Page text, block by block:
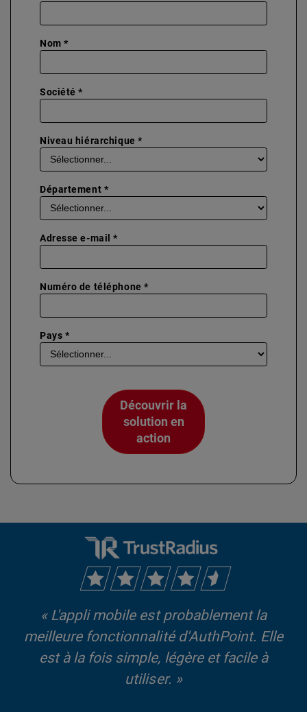
Nom *
Société *
Niveau hiérarchique *
Département *
Adresse e-mail *
Numéro de téléphone *
Pays *
Découvrir la
solution en
action
« L'appli mobile est probablement la
meilleure fonctionnalité d'AuthPoint. Elle
est à la fois simple, légère et facile à
utiliser. »